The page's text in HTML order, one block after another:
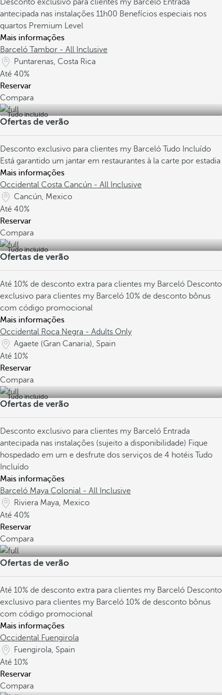
Desconto exclusivo para clientes my Barceló Entrada
antecipada nas instalações 11h00 Benefícios especiais nos
quartos Premium Level
Mais informações
Barceló Tambor - All Inclusive
Puntarenas, Costa Rica
Até 40%
Reservar
Compara
Tudo incluído
Ofertas de verão
Desconto exclusivo para clientes my Barceló Tudo Incluído
Está garantido um jantar em restaurantes à la carte por estadia
Mais informações
Occidental Costa Cancún - All Inclusive
Cancún, Mexico
Até 40%
Reservar
Compara
Tudo incluído
Ofertas de verão
Até 10% de desconto extra para clientes my Barceló Desconto
exclusivo para clientes my Barceló 10% de desconto bônus
com código promocional
Mais informações
Occidental Roca Negra - Adults Only
Agaete (Gran Canaria), Spain
Até 10%
Reservar
Compara
Tudo incluído
Ofertas de verão
Desconto exclusivo para clientes my Barceló Entrada
antecipada nas instalações (sujeito a disponibilidade) Fique
hospedado em um e desfrute dos serviços de 4 hotéis Tudo
Incluído
Mais informações
Barceló Maya Colonial - All Inclusive
Riviera Maya, Mexico
Até 40%
Reservar
Compara
Ofertas de verão
Até 10% de desconto extra para clientes my Barceló Desconto
exclusivo para clientes my Barceló 10% de desconto bônus
com código promocional
Mais informações
Occidental Fuengirola
Fuengirola, Spain
Até 10%
Reservar
Compara